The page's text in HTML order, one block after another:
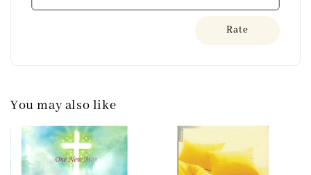
Rate
You may also like